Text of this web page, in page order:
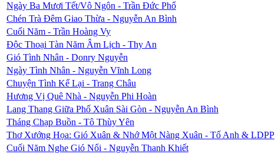
Ngày Ba Mươi Tết/Vô Ngôn - Trần Đức Phổ
Chén Trà Đêm Giao Thừa - Nguyễn An Bình
Cuối Năm - Trần Hoàng Vy
Độc Thoại Tàn Năm Âm Lịch - Thy An
Gió Tình Nhân - Donry Nguyễn
Ngày Tình Nhân - Nguyễn Vĩnh Long
Chuyện Tình Kể Lại - Trang Châu
Hương Vị Quê Nhà - Nguyễn Phi Hoàn
Lang Thang Giữa Phố Xuân Sài Gòn - Nguyễn An Bình
Tháng Chạp Buồn - Tô Thùy Yên
Thơ Xướng Họa: Gió Xuân & Nhớ Một Nàng Xuân - Tố Anh & LDPP
Cuối Năm Nghe Gió Nổi - Nguyễn Thanh Khiết